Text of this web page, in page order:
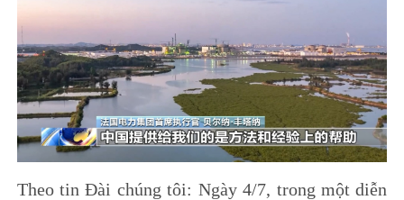
Theo tin Đài chúng tôi: Ngày 4/7, trong một diễn